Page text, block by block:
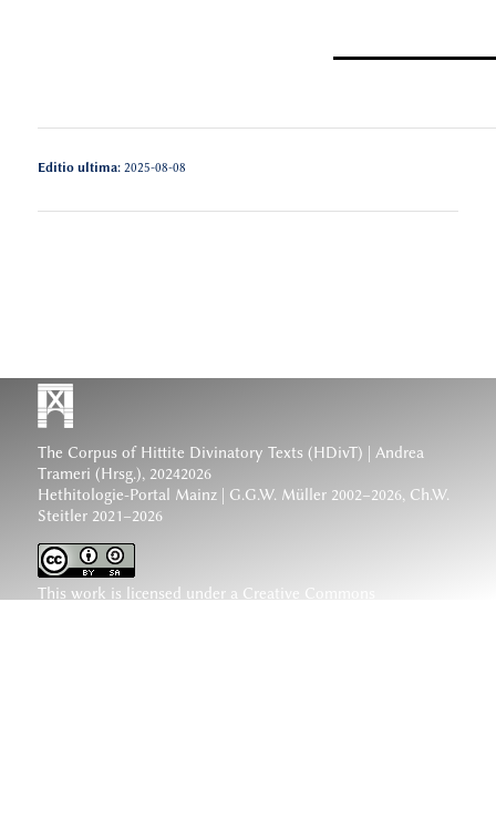
Editio ultima:2025-08-08
The Corpus of Hittite Divinatory Texts (HDivT) | Andrea
Trameri (Hrsg.), 20242026
Hethitologie-Portal Mainz | G.G.W. Müller 2002–2026, Ch.W.
Steitler 2021–2026
This work is licensed under a Creative Commons